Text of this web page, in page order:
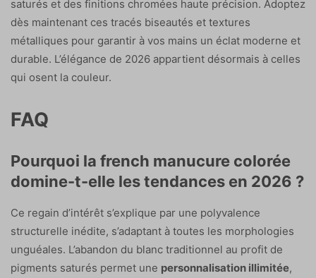
saturés et des finitions chromées haute précision. Adoptez
dès maintenant ces tracés biseautés et textures
métalliques pour garantir à vos mains un éclat moderne et
durable. L’élégance de 2026 appartient désormais à celles
qui osent la couleur.
FAQ
Pourquoi la french manucure colorée
domine-t-elle les tendances en 2026 ?
Ce regain d’intérêt s’explique par une polyvalence
structurelle inédite, s’adaptant à toutes les morphologies
unguéales. L’abandon du blanc traditionnel au profit de
pigments saturés permet une personnalisation illimitée,